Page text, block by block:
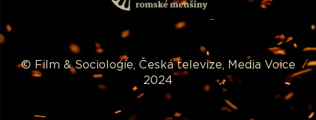
© Film & Sociologie, Česká televize, Media Voice
2024